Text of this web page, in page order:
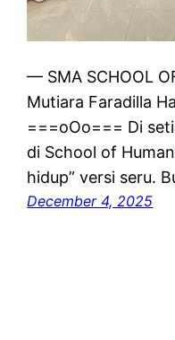
— SMA SCHOOL
Mutiara Faradilla
===oOo=== Di
di School of
hidup” versi seru.
December 4, 2025